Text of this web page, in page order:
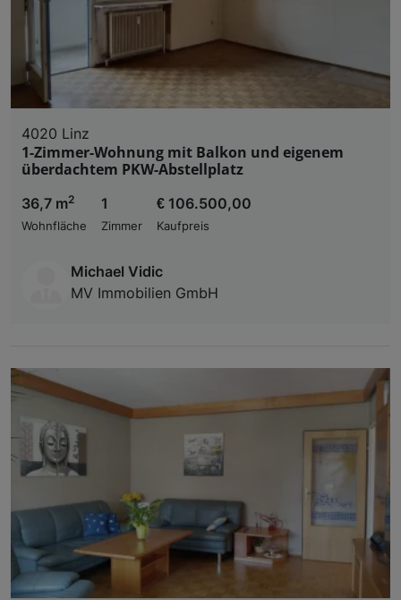
4020 Linz
1-Zimmer-Wohnung mit Balkon und eigenem
überdachtem PKW-Abstellplatz
36,7 m2
Wohnfläche
1
Zimmer
€ 106.500,00
Kaufpreis
Michael Vidic
MV Immobilien GmbH